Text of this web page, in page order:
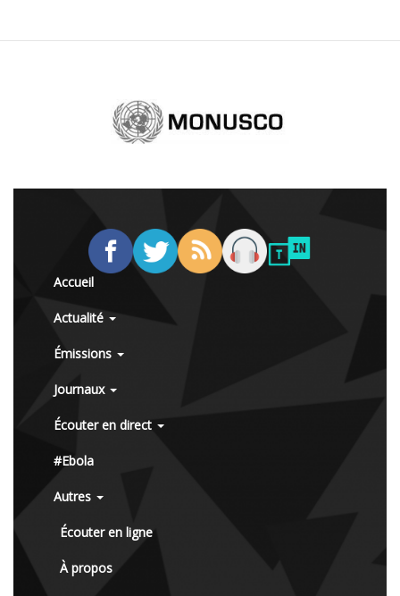
Accueil
Actualité
Émissions
Journaux
Écouter en direct
#Ebola
Autres
Écouter en ligne
À propos